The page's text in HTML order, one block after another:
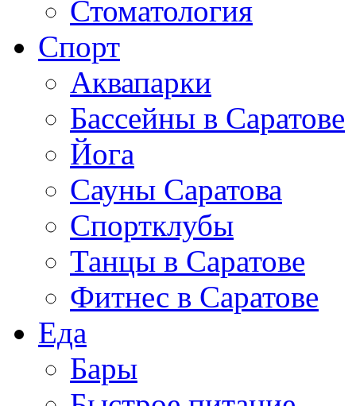
Стоматология
Спорт
Аквапарки
Бассейны в Саратове
Йога
Сауны Саратова
Спортклубы
Танцы в Саратове
Фитнес в Саратове
Еда
Бары